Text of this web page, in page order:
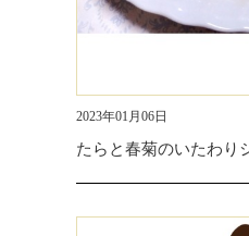
2023年01月06日
たらと春菊のいたわり